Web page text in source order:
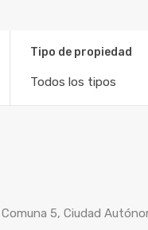
Tipo de propiedad
Todos los tipos
5, Ciudad